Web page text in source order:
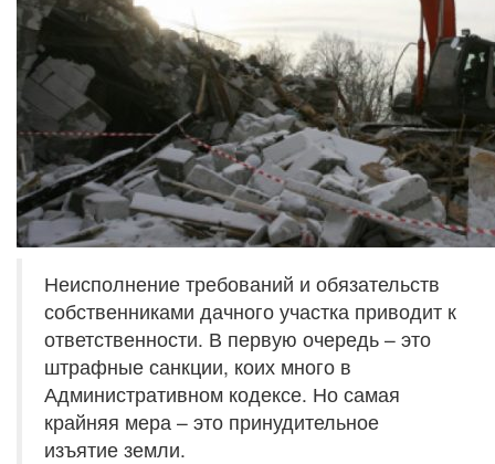
Неисполнение требований и обязательств
собственниками дачного участка приводит к
ответственности. В первую очередь – это
штрафные санкции, коих много в
Административном кодексе. Но самая
крайняя мера – это принудительное
изъятие земли.